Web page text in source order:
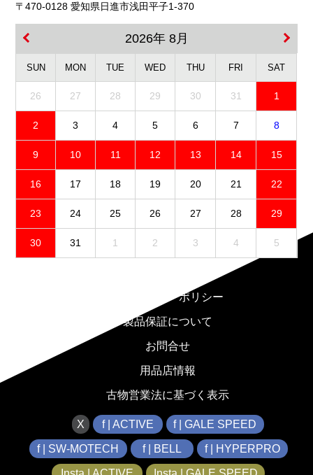
〒470-0128 愛知県日進市浅田平子1-370
2026年 8月
SUN MON TUE WED THU FRI SAT
26 27 28 29 30 31 1
2 3 4 5 6 7 8
9 10 11 12 13 14 15
16 17 18 19 20 21 22
23 24 25 26 27 28 29
30 31 1 2 3 4 5
プライバシーポリシー
製品保証について
お問合せ
用品店情報
古物営業法に基づく表示
X f | ACTIVE f | GALE SPEED
f | SW-MOTECH f | BELL f | HYPERPRO